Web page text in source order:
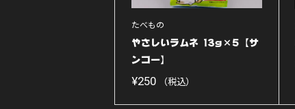
たべもの
やさしいラムネ 13g×5【サ
ンコー】
¥250 （税込）